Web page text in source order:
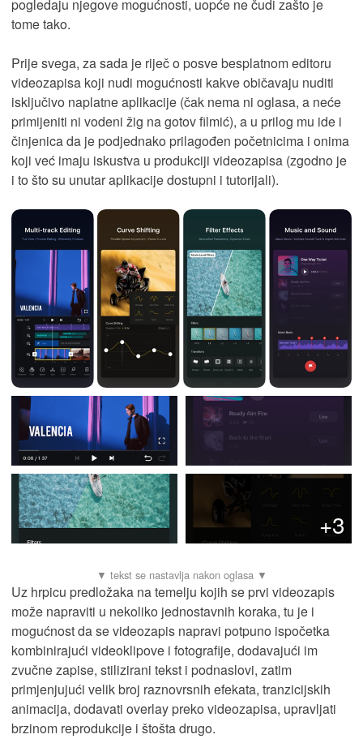
pogledaju njegove mogućnosti, uopće ne čudi zašto je
tome tako.
Prije svega, za sada je riječ o posve besplatnom editoru
videozapisa koji nudi mogućnosti kakve običavaju nuditi
isključivo naplatne aplikacije (čak nema ni oglasa, a neće
primijeniti ni vodeni žig na gotov filmić), a u prilog mu ide i
činjenica da je podjednako prilagođen početnicima i onima
koji već imaju iskustva u produkciji videozapisa (zgodno je
i to što su unutar aplikacije dostupni i tutorijali).
+3
Uz hrpicu predložaka na temelju kojih se prvi videozapis
može napraviti u nekoliko jednostavnih koraka, tu je i
mogućnost da se videozapis napravi potpuno ispočetka
kombinirajući videoklipove i fotografije, dodavajući im
zvučne zapise, stilizirani tekst i podnaslovi, zatim
primjenjujući velik broj raznovrsnih efekata, tranzicijskih
animacija, dodavati overlay preko videozapisa, upravljati
brzinom reprodukcije i štošta drugo.